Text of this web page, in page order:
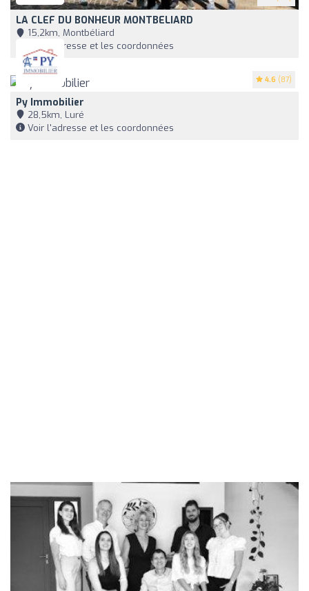
LA CLEF DU BONHEUR MONTBELIARD
15,2km, Montbéliard
Voir l'adresse et les coordonnées
4.6 (87)
Py Immobilier
28,5km, Luré
Voir l'adresse et les coordonnées